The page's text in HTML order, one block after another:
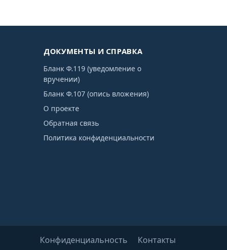
ДОКУМЕНТЫ И СПРАВКА
Бланк Ф.119 (уведомление о
вручении)
Бланк Ф.107 (опись вложения)
О проекте
Обратная связь
Политика конфиденциальности
Конфиденциальность Контакты